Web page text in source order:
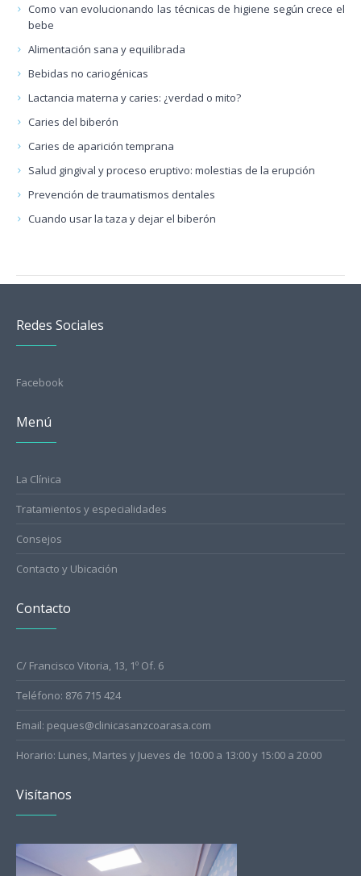
Como van evolucionando las técnicas de higiene según crece el
bebe
Alimentación sana y equilibrada
Bebidas no cariogénicas
Lactancia materna y caries: ¿verdad o mito?
Caries del biberón
Caries de aparición temprana
Salud gingival y proceso eruptivo: molestias de la erupción
Prevención de traumatismos dentales
Cuando usar la taza y dejar el biberón
Redes Sociales
Facebook
Menú
La Clínica
Tratamientos y especialidades
Consejos
Contacto y Ubicación
Contacto
C/ Francisco Vitoria, 13, 1º Of. 6
Teléfono: 876 715 424
Email: peques@clinicasanzcoarasa.com
Horario: Lunes, Martes y Jueves de 10:00 a 13:00 y 15:00 a 20:00
Visítanos